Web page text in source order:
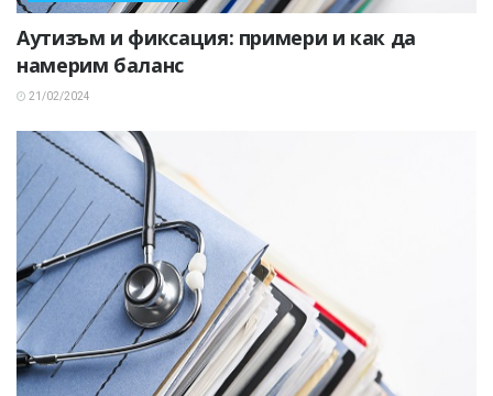
Аутизъм и фиксация: примери и как да
намерим баланс
21/02/2024